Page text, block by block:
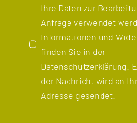
Ihre Daten zur
Anfrage verwendet
Informationen und
finden Sie in der
Datenschutzerklärung.
der Nachricht wird an
Adresse gesendet.